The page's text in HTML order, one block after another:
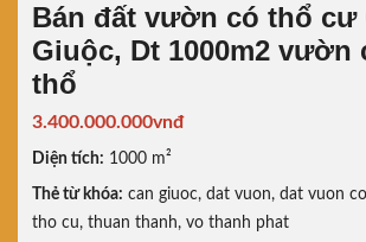
Bán đất vườn có thổ cư
Giuộc, Dt 1000m2 vườn
thổ
3.400.000.000vnđ
Diện tích: 1000 m²
Thẻ từ khóa: can giuoc, dat vuon, dat vuon
tho cu, thuan thanh, vo thanh phat